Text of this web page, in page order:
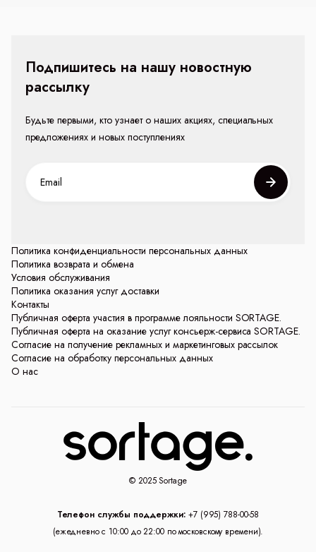
Политика конфиденциальности персональных данных
Политика возврата и обмена
Условия обслуживания
Политика оказания услуг доставки
Контакты
Публичная оферта участия в программе лояльности SORTAGE.
Публичная оферта на оказание услуг консьерж-сервиса SORTAGE.
Согласие на получение рекламных и маркетинговых рассылок
Согласие на обработку персональных данных
О нас
Подпишитесь на нашу новостную
рассылку
Будьте первыми, кто узнает о наших акциях, специальных
предложениях и новых поступлениях
© 2025 Sortage
Телефон службы поддержки: +7 (995) 788-00-58
(ежедневно с 10:00 до 22:00 по московскому времени).